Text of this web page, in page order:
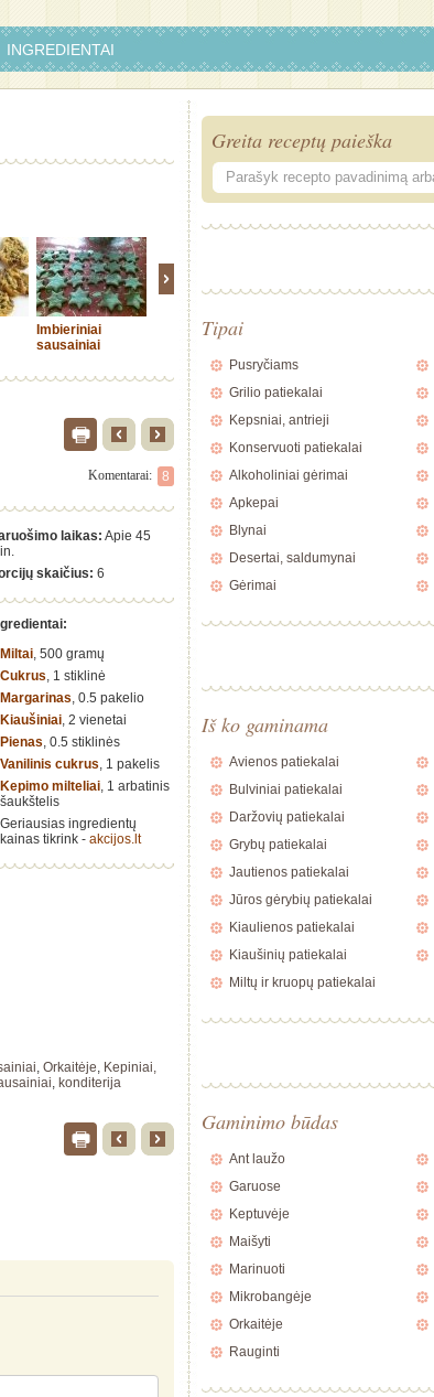
INGREDIENTAI
Imbieriniai
sausainiai
Sausainiai
Komentarai: 8
laikas: Apie 45
skaičius: 6
Miltai, 500 gramų
Cukrus, 1 stiklinė
Margarinas, 0.5 pakelio
Kiaušiniai, 2 vienetai
Pienas, 0.5 stiklinės
Vanilinis cukrus, 1 pakelis
Kepimo milteliai, 1 arbatinis
šaukštelis
Geriausias ingredientų
kainas tikrink - akcijos.lt
, Orkaitėje, Kepiniai,
, konditerija
Greita receptų paieška
Tipai
Pusryčiams
Grilio patiekalai
Kepsniai, antrieji
Konservuoti patiekalai
Alkoholiniai gėrimai
Apkepai
Blynai
Desertai, saldumynai
Gėrimai
Iš ko gaminama
Avienos patiekalai
Bulviniai patiekalai
Daržovių patiekalai
Grybų patiekalai
Jautienos patiekalai
Jūros gėrybių patiekalai
Kiaulienos patiekalai
Kiaušinių patiekalai
Miltų ir kruopų patiekalai
Gaminimo būdas
Ant laužo
Garuose
Keptuvėje
Maišyti
Marinuoti
Mikrobangėje
Orkaitėje
Rauginti